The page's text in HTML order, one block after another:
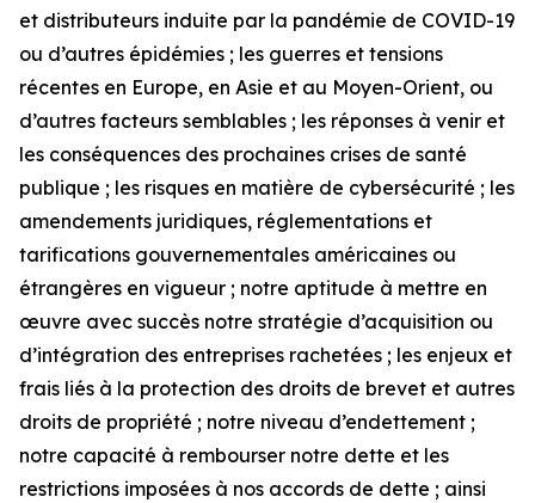
et distributeurs induite par la pandémie de COVID-19
ou d’autres épidémies ; les guerres et tensions
récentes en Europe, en Asie et au Moyen-Orient, ou
d’autres facteurs semblables ; les réponses à venir et
les conséquences des prochaines crises de santé
publique ; les risques en matière de cybersécurité ; les
amendements juridiques, réglementations et
tarifications gouvernementales américaines ou
étrangères en vigueur ; notre aptitude à mettre en
œuvre avec succès notre stratégie d’acquisition ou
d’intégration des entreprises rachetées ; les enjeux et
frais liés à la protection des droits de brevet et autres
droits de propriété ; notre niveau d’endettement ;
notre capacité à rembourser notre dette et les
restrictions imposées à nos accords de dette ; ainsi